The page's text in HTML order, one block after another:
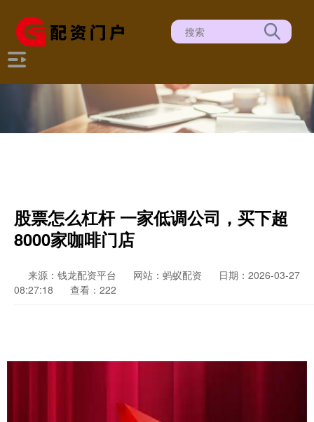
股票怎么杠杆 一家低调公司，买下超
8000家咖啡门店
来源：钱龙配资平台 网站：蚂蚁配资
日期：2026-03-27
08:27:18
查看：222